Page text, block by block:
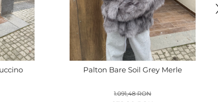
Palton Bare Soil Grey Merle
1.091,48 RON